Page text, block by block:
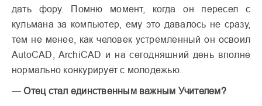
дать фору. Помню момент, когда он пересел с
кульмана за компьютер, ему это давалось не сразу,
тем не менее, как человек устремленный он освоил
AutoCAD, ArchiCAD и на сегодняшний день вполне
нормально конкурирует с молодежью.
—Отец стал единственным важным Учителем?